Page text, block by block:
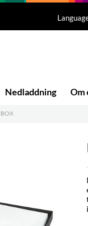
Nedladdning Om